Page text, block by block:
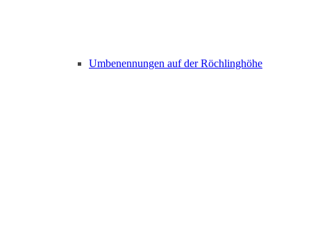
Umbenennungen auf der Röchlinghöhe